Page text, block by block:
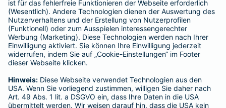
Kranken-Zusatzversicherung
Tierversicherungen
Haftpflichtversicherung
Hausratversicherung
Adresse ändern
Schaden melden